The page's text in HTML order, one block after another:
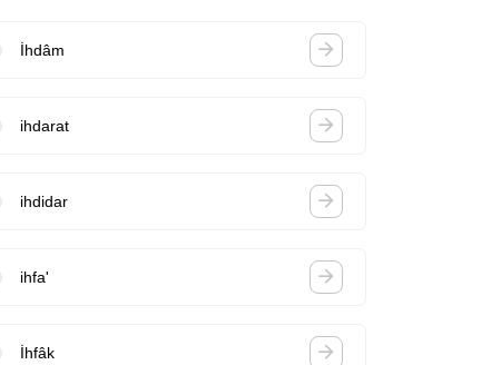
İhdâm
ihdarat
ihdidar
ihfa'
İhfâk